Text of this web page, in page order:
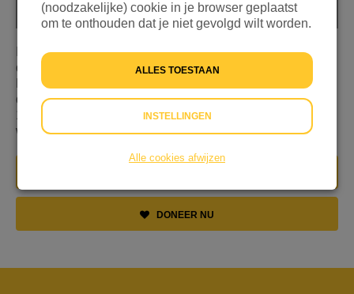
INFO
In de avond van 17 juni, voorafgaand aan de nacht van
de vluchteling, lopen we een mooie wandeltocht door
Dordrecht. De wandeling is georganiseerd door de
diaconie van de Grote Kerk Gemeente. We starten om
19.30u bij de ingang van de Grote Kerk. Van harte
welkom om mee te doen of bij te dragen!
DONEER NU
(noodzakelijke) cookie in je browser geplaatst
om te onthouden dat je niet gevolgd wilt worden.
ALLES TOESTAAN
INSTELLINGEN
Alle cookies afwijzen